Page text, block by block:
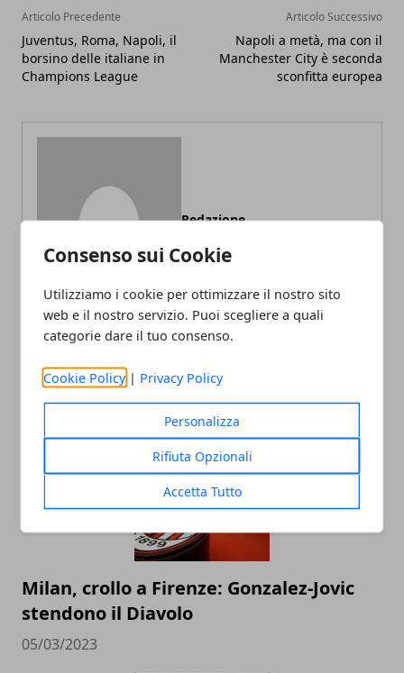
Consenso sui Cookie
Utilizziamo i cookie per ottimizzare il nostro sito
web e il nostro servizio. Puoi scegliere a quali
categorie dare il tuo consenso.
Cookie Policy | Privacy Policy
Personalizza
Rifiuta Opzionali
Accetta Tutto
Articolo Precedente
Juventus, Roma, Napoli, il
borsino delle italiane in
Champions League
Articolo Successivo
Napoli a metà, ma con il
Manchester City è seconda
sconfitta europea
Redazione
ARTICOLI CORRELATI
Milan, crollo a Firenze: Gonzalez-Jovic
stendono il Diavolo
05/03/2023